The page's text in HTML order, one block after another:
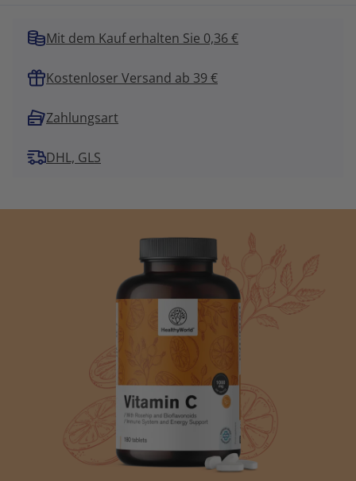
Mit dem Kauf erhalten Sie 0,36 €
Kostenloser Versand ab 39 €
Zahlungsart
DHL, GLS